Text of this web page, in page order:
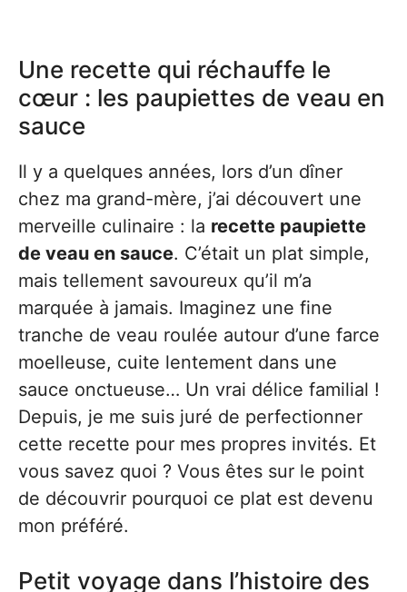
Une recette qui réchauffe le
cœur : les paupiettes de veau en
sauce
Il y a quelques années, lors d’un dîner
chez ma grand-mère, j’ai découvert une
merveille culinaire : la recette paupiette
de veau en sauce. C’était un plat simple,
mais tellement savoureux qu’il m’a
marquée à jamais. Imaginez une fine
tranche de veau roulée autour d’une farce
moelleuse, cuite lentement dans une
sauce onctueuse… Un vrai délice familial !
Depuis, je me suis juré de perfectionner
cette recette pour mes propres invités. Et
vous savez quoi ? Vous êtes sur le point
de découvrir pourquoi ce plat est devenu
mon préféré.
Petit voyage dans l’histoire des